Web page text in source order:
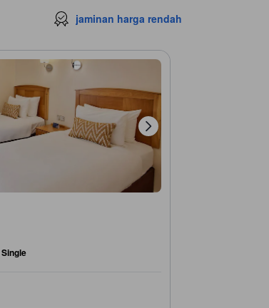
jaminan harga rendah